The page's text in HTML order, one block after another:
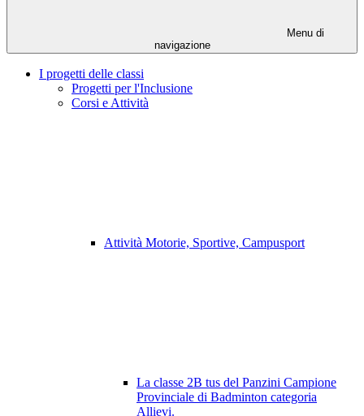
Menu di
navigazione
I progetti delle classi
Progetti per l'Inclusione
Corsi e Attività
Attività Motorie, Sportive, Campusport
La classe 2B tus del Panzini Campione
Provinciale di Badminton categoria
Allievi.